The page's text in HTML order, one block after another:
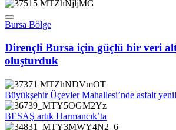
Bursa Bölge
Dirençli Bursa için güçlü bir veri
oluşturduk
Büyükşehir Üçevler Mahallesi’nde asfalt
BESAŞ artık Harmancık’ta